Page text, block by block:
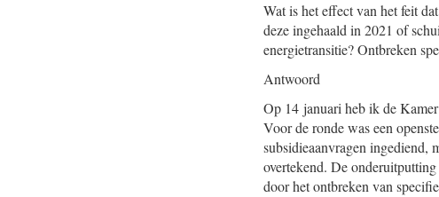
Wat is het effect van het feit
deze ingehaald in 2021 of
energietransitie? Ontbreken
Antwoord
Op 14 januari heb ik de
Voor de ronde was een
subsidieaanvragen ingediend,
overtekend. De
door het ontbreken van